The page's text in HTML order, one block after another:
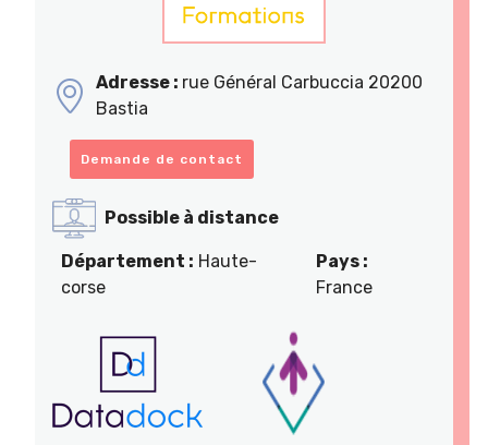
Adresse : rue Général Carbuccia 20200
Bastia
Demande de contact
Possible à distance
Département : Haute-
corse
Pays :
France